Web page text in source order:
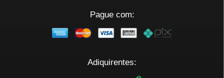
Pague com:
Adiquirentes: